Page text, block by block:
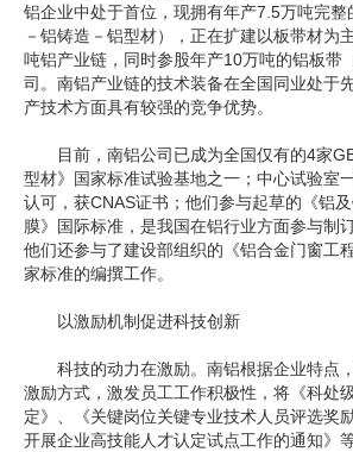
地矿 建设
党建工作
《资源再生》杂志
行情报价
数字报
铝企业中处于首位，现拥有年产7.5万吨完整
－铝铸造－铝型材），正在扩建以板带材为
吨铝产业链，同时参股年产10万吨的铝板带
司。南铝产业链的技术装备在全国同业处于
产技术方面具有较强的竞争优势。
目前，南铝公司已成为全国仅有的4家
型材》国家标准试验基地之一；中心试验室
认可，获CNAS证书；他们参与起草的《铝
膜》国际标准，是我国在铝行业方面参与制
他们还参与了建设部组织的《铝合金门窗工
家标准的编撰工作。
以激励机制促进科技创新
科技的动力在激励。南铝根据企业特点
激励方式，激发员工工作积极性，将《科处
定》、《关键岗位关键专业技术人员评选奖
开展企业高技能人才认定试点工作的通知》